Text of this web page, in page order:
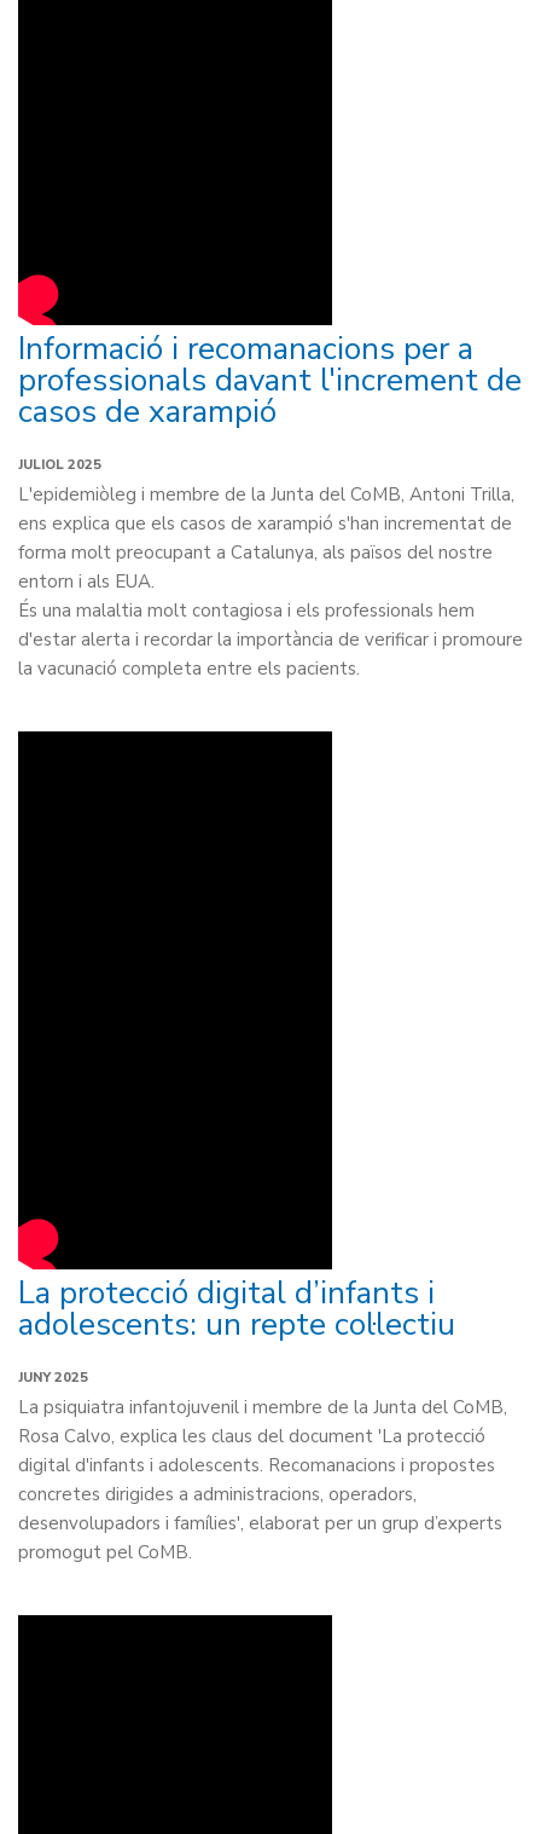
Informació i recomanacions per a
professionals davant l'increment de
casos de xarampió
JULIOL 2025
L'epidemiòleg i membre de la Junta del CoMB, Antoni Trilla,
ens explica que els casos de xarampió s'han incrementat de
forma molt preocupant a Catalunya, als països del nostre
entorn i als EUA.
És una malaltia molt contagiosa i els professionals hem
d'estar alerta i recordar la importància de verificar i promoure
la vacunació completa entre els pacients.
La protecció digital d’infants i
adolescents: un repte col·lectiu
JUNY 2025
La psiquiatra infantojuvenil i membre de la Junta del CoMB,
Rosa Calvo, explica les claus del document 'La protecció
digital d'infants i adolescents. Recomanacions i propostes
concretes dirigides a administracions, operadors,
desenvolupadors i famílies', elaborat per un grup d’experts
promogut pel CoMB.